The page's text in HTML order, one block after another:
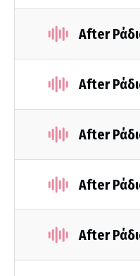
After
After
After
After
After